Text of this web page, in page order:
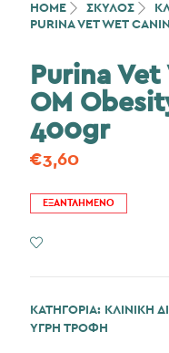
HOME ΣΚΎΛΟΣ
PURINA VET WET
Purina
OM
400gr
€3,60
ΕΞΑΝΤΛΗΜΈΝΟ
ΚΑΤΗΓΟΡΊΑ: ΚΛΙΝΙΚΗ
ΥΓΡΗ ΤΡΟΦΗ